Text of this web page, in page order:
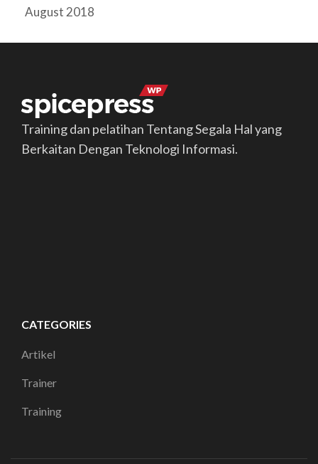
August 2018
Training dan pelatihan Tentang Segala Hal yang
Berkaitan Dengan Teknologi Informasi.
CATEGORIES
Artikel
Trainer
Training